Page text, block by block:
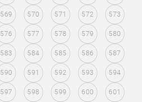
569 570 571 572 573
576 577 578 579 580
583 584 585 586 587
590 591 592 593 594
597 598 599 600 601